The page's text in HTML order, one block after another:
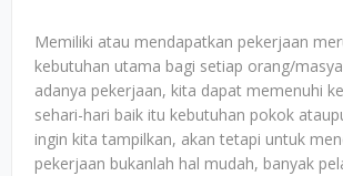
Memiliki atau mendapatkan pekerjaan
kebutuhan utama bagi setiap orang/
adanya pekerjaan, kita dapat memenuhi
sehari-hari baik itu kebutuhan pokok
ingin kita tampilkan, akan tetapi untuk
pekerjaan bukanlah hal mudah, banyak